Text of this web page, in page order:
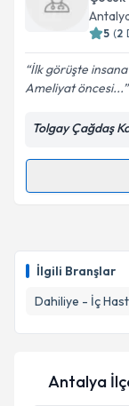
İlgili Branşlar
Dahiliye - İç
takvim
Kişisel
5 (2
İlk görüşte
Ameliyat öncesi...
Tolgay Çağdaş
almanız
E-posta
Antalya